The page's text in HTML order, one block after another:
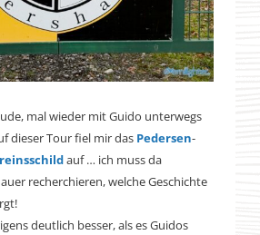
mal wieder mit Guido unterwegs
dieser Tour fiel mir das Pedersen-
auf … ich muss da
recherchieren, welche Geschichte
deutlich besser, als es Guidos